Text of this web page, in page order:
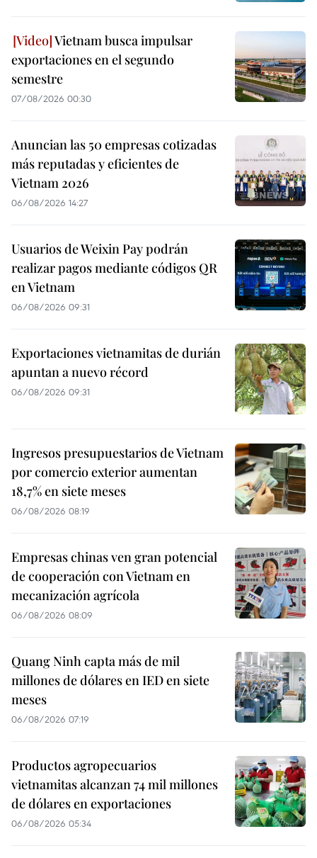
Vietnam busca impulsar
exportaciones en el segundo
semestre
07/08/2026 00:30
Anuncian las 50 empresas cotizadas
más reputadas y eficientes de
Vietnam 2026
06/08/2026 14:27
Usuarios de Weixin Pay podrán
realizar pagos mediante códigos QR
en Vietnam
06/08/2026 09:31
Exportaciones vietnamitas de durián
apuntan a nuevo récord
06/08/2026 09:31
Ingresos presupuestarios de Vietnam
por comercio exterior aumentan
18,7% en siete meses
06/08/2026 08:19
Empresas chinas ven gran potencial
de cooperación con Vietnam en
mecanización agrícola
06/08/2026 08:09
Quang Ninh capta más de mil
millones de dólares en IED en siete
meses
06/08/2026 07:19
Productos agropecuarios
vietnamitas alcanzan 74 mil millones
de dólares en exportaciones
06/08/2026 05:34